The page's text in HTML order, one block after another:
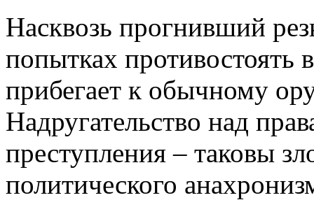
Насквозь прогнивший
попытках противостоять
прибегает к обычному
Надругательство над
преступления – таковы
политического